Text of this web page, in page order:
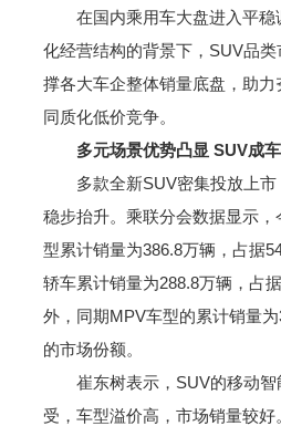
在国内乘用车大盘进入平
化经营结构的背景下，SUV品
撑各大车企整体销量底盘，助
同质化低价竞争。
多元场景优势凸显 SUV成
多款全新SUV密集投放上
稳步抬升。乘联分会数据显示
型累计销量为386.8万辆，占据
轿车累计销量为288.8万辆，占
外，同期MPV车型的累计销量
的市场份额。
崔东树表示，SUV的移动
受，车型溢价高，市场销量较好